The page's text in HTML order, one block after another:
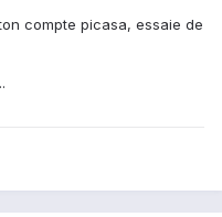
compte picasa, essaie de